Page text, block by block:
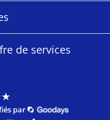
de services
★
★
par